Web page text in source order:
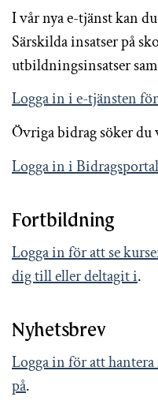
I vår nya e-tjänst kan
Särskilda insatser på
utbildningsinsatser
Logga in i e-tjänsten
Övriga bidrag söker du
Logga in i
Fortbildning
Logga in för att se
dig till eller deltagit i.
Nyhetsbrev
Logga in för att
på.